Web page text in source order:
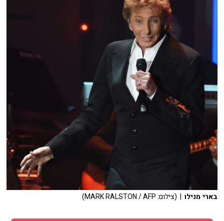
בארי מנילו | (צילום: MARK RALSTON / AFP)